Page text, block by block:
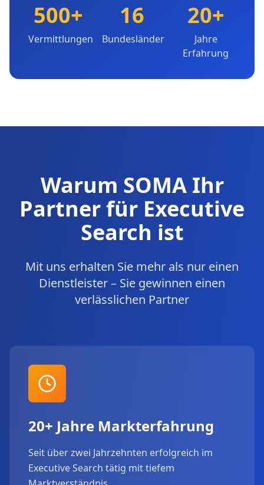
500+
Vermittlungen
16
Bundesländer
20+
Jahre
Erfahrung
Warum SOMA Ihr
Partner für Executive
Search ist
Mit uns erhalten Sie mehr als nur einen
Dienstleister – Sie gewinnen einen
verlässlichen Partner
20+ Jahre Markterfahrung
Seit über zwei Jahrzehnten erfolgreich im
Executive Search tätig mit tiefem